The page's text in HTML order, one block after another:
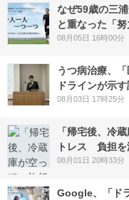
なぜ59歳の三
と重なった「努
08月05日 16時00分
うつ病治療、
ドラインが示
08月03日 17時25分
「帰宅後、冷
トレス 負担を
08月01日 20時33分
Google、「ド